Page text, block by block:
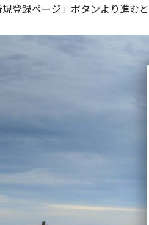
規登録ページ」ボタンより進む